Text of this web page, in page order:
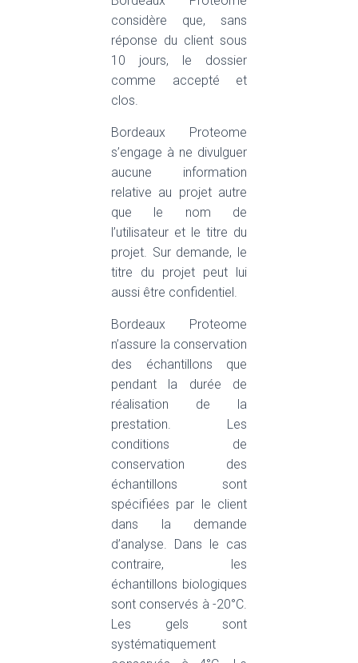
considère que, sans
réponse du client sous
10 jours, le dossier
comme accepté et
clos.
Bordeaux Proteome
s’engage à ne divulguer
aucune information
relative au projet autre
que le nom de
l’utilisateur et le titre du
projet. Sur demande, le
titre du projet peut lui
aussi être confidentiel.
Bordeaux Proteome
n’assure la conservation
des échantillons que
pendant la durée de
réalisation de la
prestation. Les
conditions de
conservation des
échantillons sont
spécifiées par le client
dans la demande
d’analyse. Dans le cas
contraire, les
échantillons biologiques
sont conservés à -20°C.
Les gels sont
systématiquement